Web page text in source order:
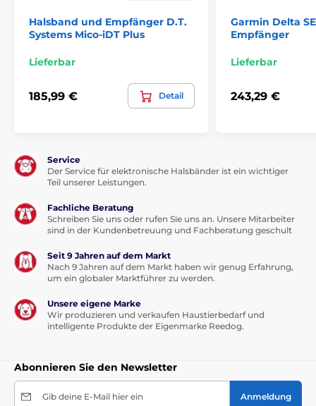
Halsband und Empfänger D.T.
Systems Mico-iDT Plus
Lieferbar
185,99 € Detail
Garmin Delta
Empfänger
Lieferbar
243,29 €
Service
Der Service für elektronische Halsbänder ist ein wichtiger
Teil unserer Leistungen.
Fachliche Beratung
Schreiben Sie uns oder rufen Sie uns an. Unsere Mitarbeiter
sind in der Kundenbetreuung und Fachberatung geschult
Seit 9 Jahren auf dem Markt
Nach 9 Jahren auf dem Markt haben wir genug Erfahrung,
um ein globaler Marktführer zu werden.
Unsere eigene Marke
Wir produzieren und verkaufen Haustierbedarf und
intelligente Produkte der Eigenmarke Reedog.
Abonnieren Sie den Newsletter
Gib deine E-Mail hier ein Anmeldung